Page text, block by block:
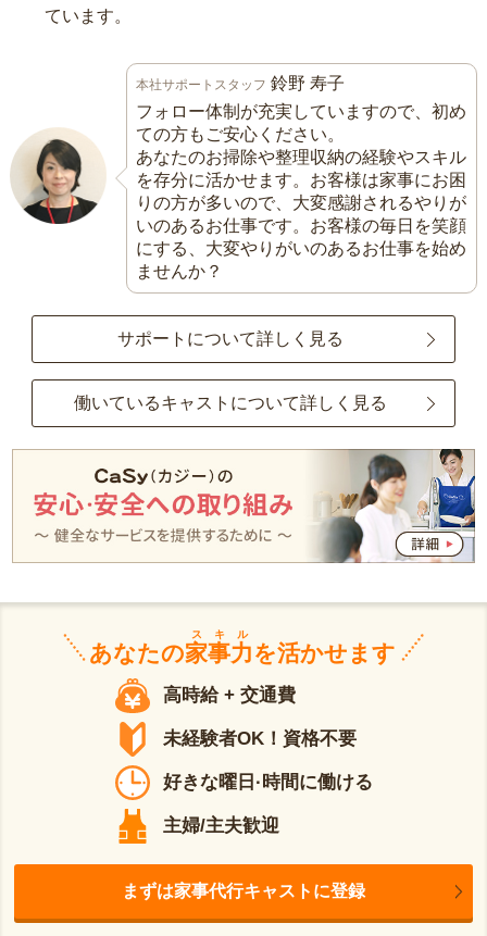
ています。
本社サポートスタッフ 鈴野 寿子
フォロー体制が充実していますので、初め
ての方もご安心ください。
あなたのお掃除や整理収納の経験やスキル
を存分に活かせます。お客様は家事にお困
りの方が多いので、大変感謝されるやりが
いのあるお仕事です。お客様の毎日を笑顔
にする、大変やりがいのあるお仕事を始め
ませんか？
サポートについて詳しく見る
働いているキャストについて詳しく見る
あなたの家事力
スキル
を活かせます
高時給 + 交通費
未経験者OK！資格不要
好きな曜日·時間に働ける
主婦/主夫歓迎
まずは家事代行キャストに登録